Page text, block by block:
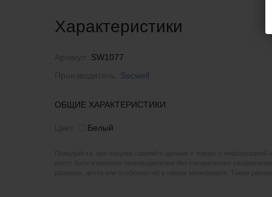
Характеристики
SW1077
Secwell
ОБЩИЕ ХАРАКТЕРИСТИКИ
Белый